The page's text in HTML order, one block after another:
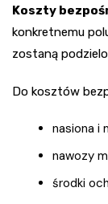
Koszty
konkretnemu
zostaną
Do kosztów
nasiona i
nawozy
środki